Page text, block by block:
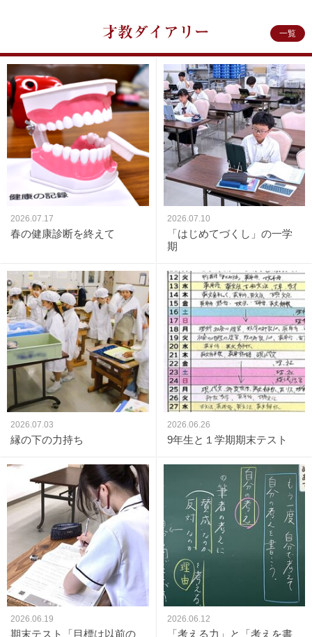
才教ダイアリー 一覧
2026.07.17
春の健康診断を終えて
2026.07.10
「はじめてづくし」の一学
期
2026.07.03
縁の下の力持ち
2026.06.26
9年生と１学期期末テスト
2026.06.19
期末テスト「目標は以前の
2026.06.12
「考える力」と「考えを書